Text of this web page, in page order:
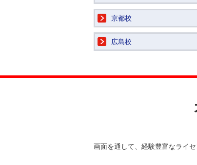
京都校
広島校
画面を通して、経験豊富なライ